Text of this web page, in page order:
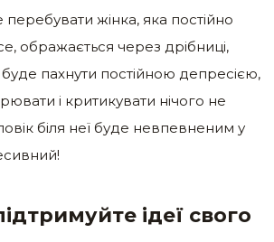
жінка, яка постійно
ображається через дрібниці,
буде пахнути постійною депресією,
і критикувати нічого не
біля неї буде невпевненим у
ідеї свого